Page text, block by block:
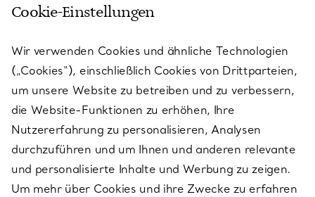
KUNDENSERVICE
SERVICES
ÜBER TIFFANY & CO.
RECHTLICHE HINWEISE
Cookie-Einstellungen
Wir verwenden Cookies und ähnliche Technologien
(„Cookies“), einschließlich Cookies von Drittparteien,
um unsere Website zu betreiben und zu verbessern,
die Website-Funktionen zu erhöhen, Ihre
Nutzererfahrung zu personalisieren, Analysen
durchzuführen und um Ihnen und anderen relevante
und personalisierte Inhalte und Werbung zu zeigen.
Um mehr über Cookies und ihre Zwecke zu erfahren